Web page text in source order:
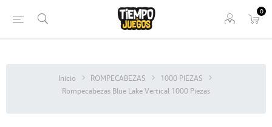
0
Inicio ROMPECABEZAS
1000 PIEZAS
Rompecabezas Blue Lake Vertical 1000 Piezas